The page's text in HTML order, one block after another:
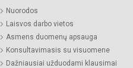
Nuorodos
Laisvos darbo vietos
Asmens duomenų apsauga
Konsultavimasis su visuomene
Dažniausiai užduodami klausimai